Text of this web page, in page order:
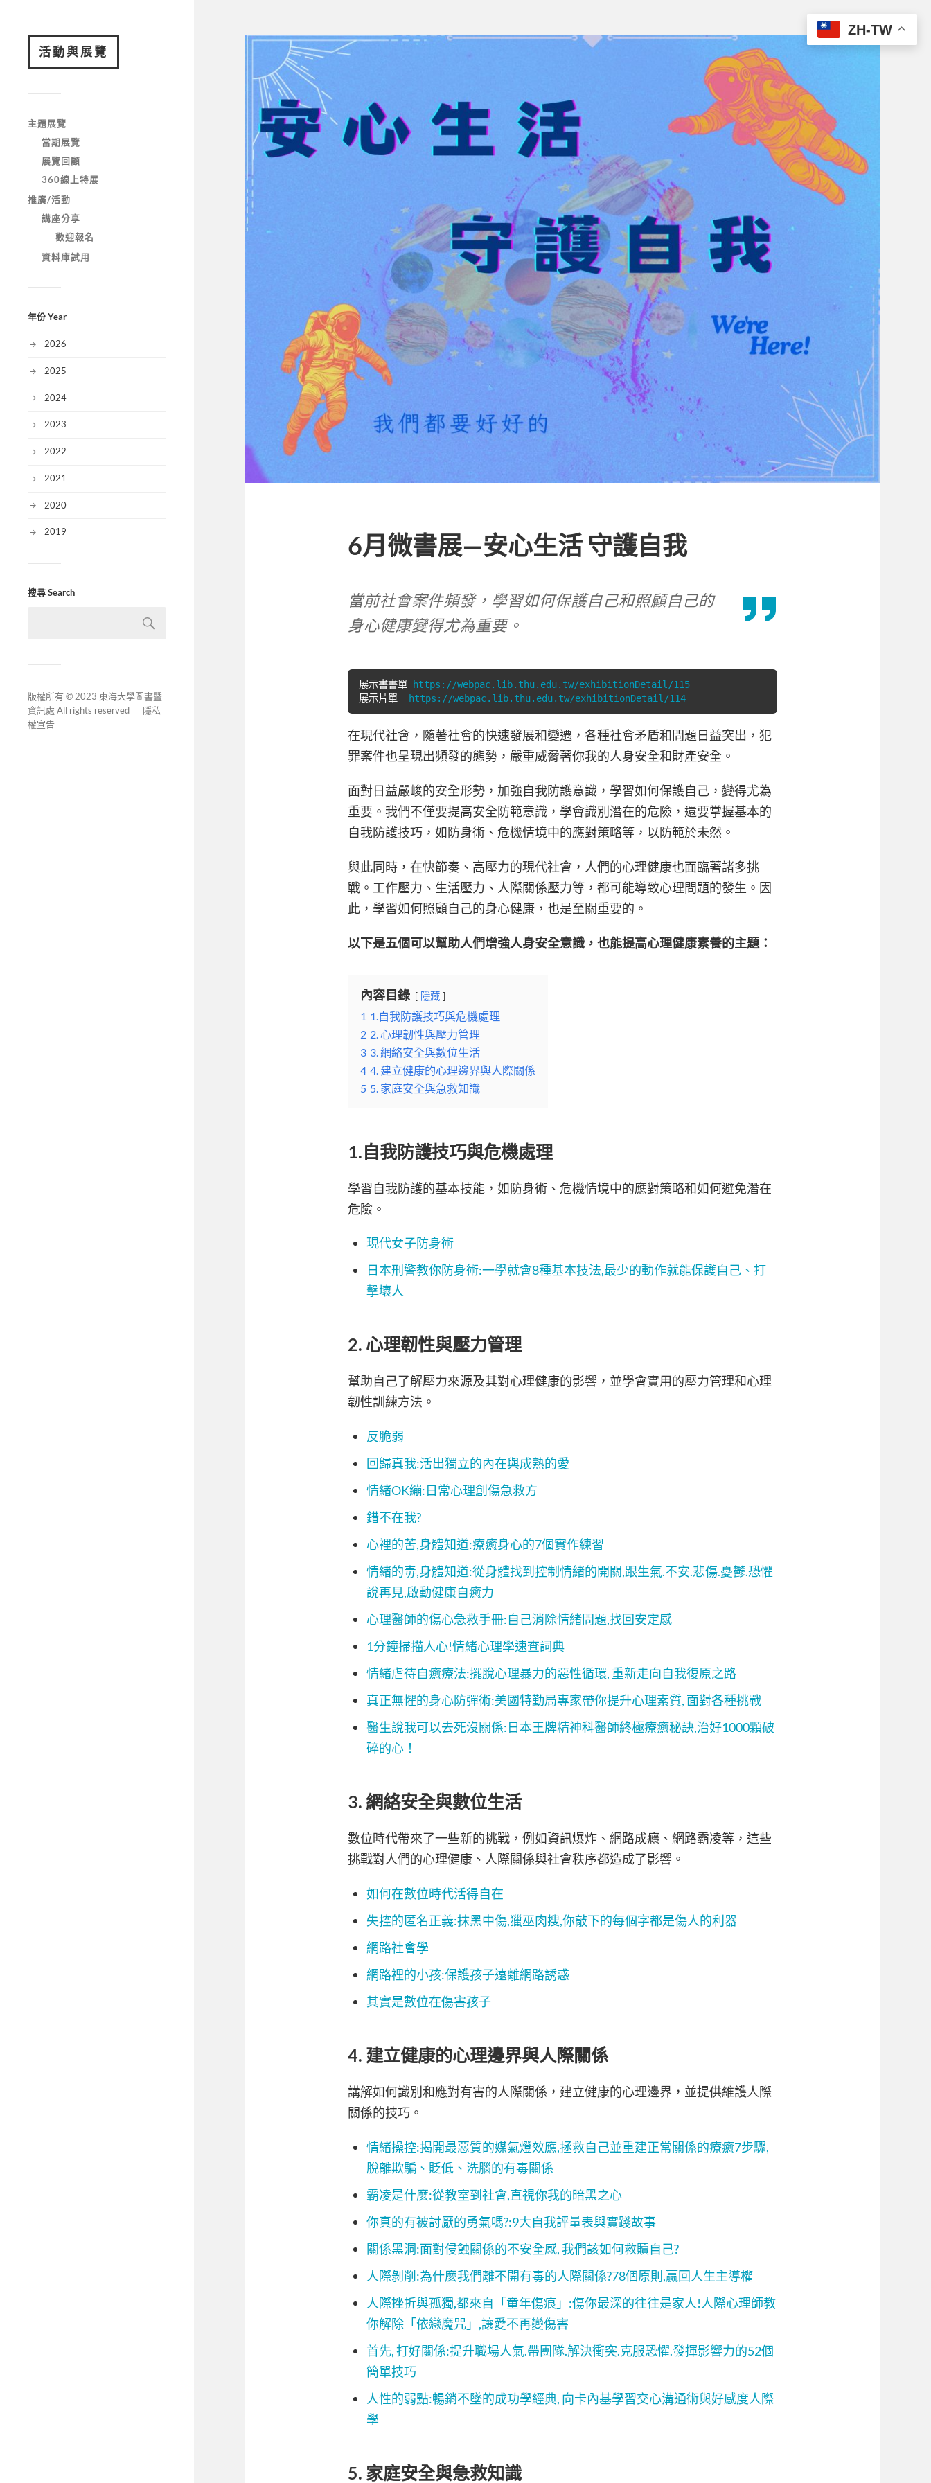
活動與展覽
主題展覽
當期展覽
展覽回顧
360線上特展
推廣/活動
講座分享
歡迎報名
資料庫試用
年份 Year
2026
2025
2024
2023
2022
2021
2020
2019
搜尋 Search
版權所有 © 2023 東海大學圖書暨
資訊處 All rights reserved ｜ 隱私
權宣告
6月微書展—安心生活 守護自我
當前社會案件頻發，學習如何保護自己和照顧自己的
身心健康變得尤為重要。
展示書書單
https://webpac.lib.thu.edu.tw/exhibitionDetail/115
展示片單
https://webpac.lib.thu.edu.tw/exhibitionDetail/114
在現代社會，隨著社會的快速發展和變遷，各種社會矛盾和問題日益突出，犯
罪案件也呈現出頻發的態勢，嚴重威脅著你我的人身安全和財產安全。
面對日益嚴峻的安全形勢，加強自我防護意識，學習如何保護自己，變得尤為
重要。我們不僅要提高安全防範意識，學會識別潛在的危險，還要掌握基本的
自我防護技巧，如防身術、危機情境中的應對策略等，以防範於未然。
與此同時，在快節奏、高壓力的現代社會，人們的心理健康也面臨著諸多挑
戰。工作壓力、生活壓力、人際關係壓力等，都可能導致心理問題的發生。因
此，學習如何照顧自己的身心健康，也是至關重要的。
以下是五個可以幫助人們增強人身安全意識，也能提高心理健康素養的主題：
內容目錄 隱藏
1 1.自我防護技巧與危機處理
2 2. 心理韌性與壓力管理
3 3. 網絡安全與數位生活
4 4. 建立健康的心理邊界與人際關係
5 5. 家庭安全與急救知識
1.自我防護技巧與危機處理
學習自我防護的基本技能，如防身術、危機情境中的應對策略和如何避免潛在
危險。
現代女子防身術
日本刑警教你防身術:一學就會8種基本技法,最少的動作就能保護自己、打
擊壞人
2. 心理韌性與壓力管理
幫助自己了解壓力來源及其對心理健康的影響，並學會實用的壓力管理和心理
韌性訓練方法。
反脆弱
回歸真我:活出獨立的內在與成熟的愛
情緒OK繃:日常心理創傷急救方
錯不在我?
心裡的苦,身體知道:療癒身心的7個實作練習
情緒的毒,身體知道:從身體找到控制情緒的開關,跟生氣.不安.悲傷.憂鬱.恐懼
說再見,啟動健康自癒力
心理醫師的傷心急救手冊:自己消除情緒問題,找回安定感
1分鐘掃描人心!情緒心理學速查詞典
情緒虐待自癒療法:擺脫心理暴力的惡性循環, 重新走向自我復原之路
真正無懼的身心防彈術:美國特勤局專家帶你提升心理素質, 面對各種挑戰
醫生說我可以去死沒關係:日本王牌精神科醫師終極療癒秘訣,治好1000顆破
碎的心！
3. 網絡安全與數位生活
數位時代帶來了一些新的挑戰，例如資訊爆炸、網路成癮、網路霸凌等，這些
挑戰對人們的心理健康、人際關係與社會秩序都造成了影響。
如何在數位時代活得自在
失控的匿名正義:抹黑中傷,獵巫肉搜,你敲下的每個字都是傷人的利器
網路社會學
網路裡的小孩:保護孩子遠離網路誘惑
其實是數位在傷害孩子
4. 建立健康的心理邊界與人際關係
講解如何識別和應對有害的人際關係，建立健康的心理邊界，並提供維護人際
關係的技巧。
情緒操控:揭開最惡質的媒氣燈效應,拯救自己並重建正常關係的療癒7步驟,
脫離欺騙、貶低、洗腦的有毒關係
霸凌是什麼:從教室到社會,直視你我的暗黑之心
你真的有被討厭的勇氣嗎?:9大自我評量表與實踐故事
關係黑洞:面對侵蝕關係的不安全感, 我們該如何救贖自己?
人際剝削:為什麼我們離不開有毒的人際關係?78個原則,贏回人生主導權
人際挫折與孤獨,都來自「童年傷痕」:傷你最深的往往是家人!人際心理師教
你解除「依戀魔咒」,讓愛不再變傷害
首先, 打好關係:提升職場人氣.帶團隊.解決衝突.克服恐懼.發揮影響力的52個
簡單技巧
人性的弱點:暢銷不墜的成功學經典, 向卡內基學習交心溝通術與好感度人際
學
5. 家庭安全與急救知識
ZH-TW